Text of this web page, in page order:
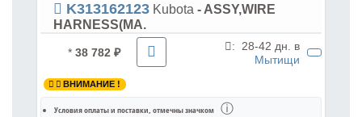
K313162123 Kubota - ASSY,WIRE
HARNESS(MA.
* 38 782 ₽ : 28-42 дн. в
Мытищи
ВНИМАНИЕ !
Условия оплаты и поставки, отмечны значком ⓘ